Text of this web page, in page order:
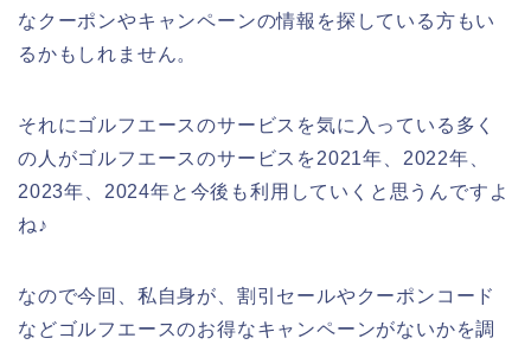
なクーポンやキャンペーンの情報を探している方もい
るかもしれません。
それにゴルフエースのサービスを気に入っている多く
の人がゴルフエースのサービスを2021年、2022年、
2023年、2024年と今後も利用していくと思うんですよ
ね♪
なので今回、私自身が、割引セールやクーポンコード
などゴルフエースのお得なキャンペーンがないかを調